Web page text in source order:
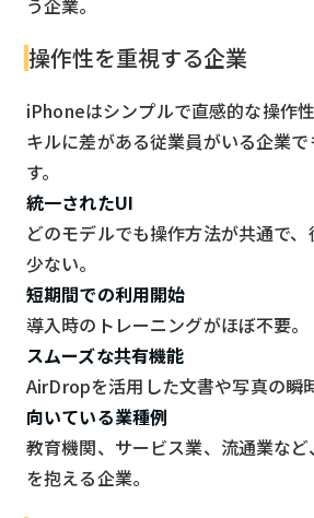
う企業。
操作性を重視する企業
iPhoneはシンプルで直感的な操作
キルに差がある従業員がいる企業
す。
統一されたUI
どのモデルでも操作方法が共通で
少ない。
短期間での利用開始
導入時のトレーニングがほぼ不要。
スムーズな共有機能
AirDropを活用した文書や写真の瞬
向いている業種例
教育機関、サービス業、流通業な
を抱える企業。